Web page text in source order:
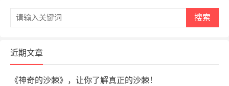
搜索
近期文章
《神奇的沙棘》，让你了解真正的沙棘！